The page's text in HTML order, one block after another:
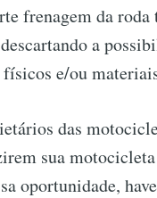
frenagem da
a
e/ou
das
sua
oportunidade,